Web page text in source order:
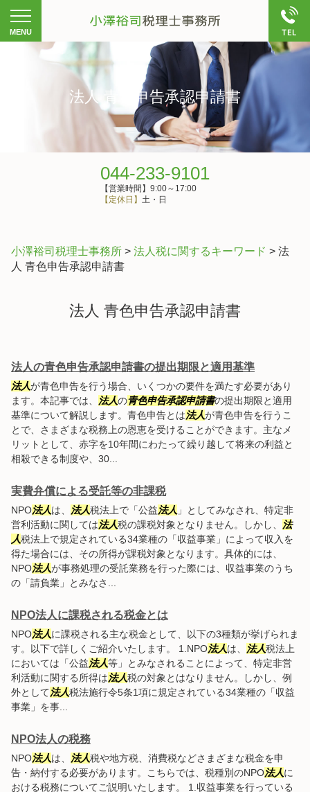
法人 青色申告承認申請書
044-233-9101
【営業時間】9:00～17:00
【定休日】 土・日
小澤裕司税理士事務所 > 法人税に関するキーワード > 法
人 青色申告承認申請書
法人 青色申告承認申請書
法人の青色申告承認申請書の提出期限と適用基準
法人が青色申告を行う場合、いくつかの要件を満たす必要があり
ます。本記事では、
法人の青色申告承認申請書の提出期限と適用
基準について解説します。青色申告とは法人が青色申告を行うこ
とで、さまざまな税務上の恩恵を受けることができます。主なメ
リットとして、赤字を10年間にわたって繰り越して将来の利益と
相殺できる制度や、30...
実費弁償による受託等の非課税
NPO法人は、 法人税法上で「公益法人 」としてみなされ、特定非
営利活動に関しては法人税の課税対象となりません。しかし、
法
人税法上で規定されている34業種の「収益事業」によって収入を
得た場合には、その所得が課税対象となります。具体的には、
NPO法人が事務処理の受託業務を行った際には、収益事業のうち
の「請負業」とみなさ...
NPO法人に課税される税金とは
NPO法人に課税される主な税金として、以下の3種類が挙げられま
す。以下で詳しくご紹介いたします。 1.NPO法人は、 法人税法上
においては「公益法人等」とみなされることによって、特定非営
利活動に関する所得は法人税の対象とはなりません。しかし、例
外として法人税法施行令5条1項に規定されている34業種の「収益
事業」を事...
NPO法人の税務
NPO法人は、 法人税や地方税、消費税などさまざまな税金を申
告・納付する必要があります。こちらでは、税種別のNPO法人に
おける税務についてご説明いたします。 1.収益事業を行っている